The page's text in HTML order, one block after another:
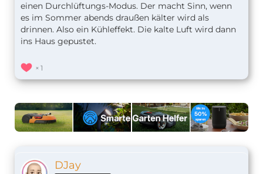
einen Durchlüftungs-Modus. Der macht Sinn, wenn
es im Sommer abends draußen kälter wird als
drinnen. Also ein Kühleffekt. Die kalte Luft wird dann
ins Haus gepustet.
1
DJay